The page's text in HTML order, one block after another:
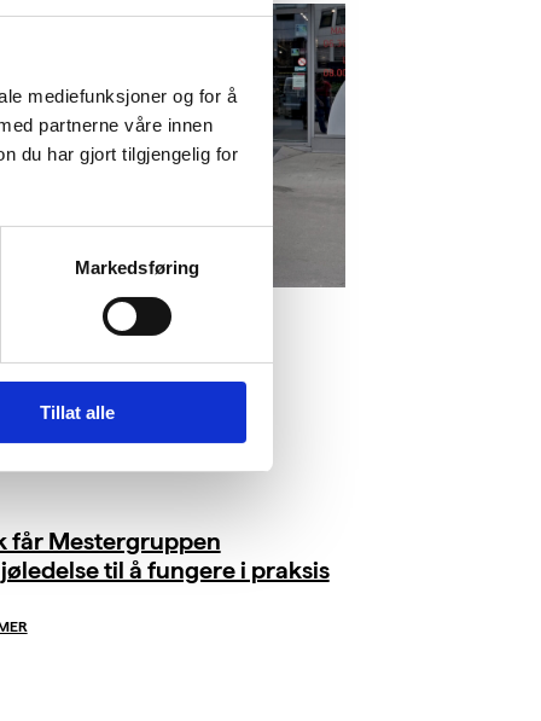
mediefunksjoner og for å
partnerne våre innen
du har gjort tilgjengelig for
Markedsføring
Tillat alle
får Mestergruppen
til å fungere i praksis